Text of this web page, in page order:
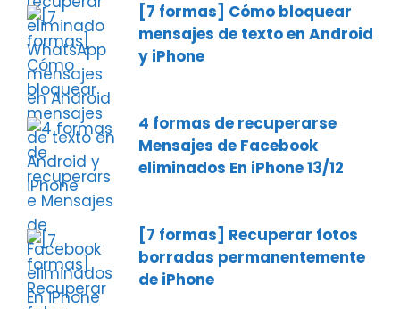
[7 formas] Cómo bloquear
mensajes de texto en Android
y iPhone
4 formas de recuperarse
Mensajes de Facebook
eliminados En iPhone 13/12
[7 formas] Recuperar fotos
borradas permanentemente
de iPhone